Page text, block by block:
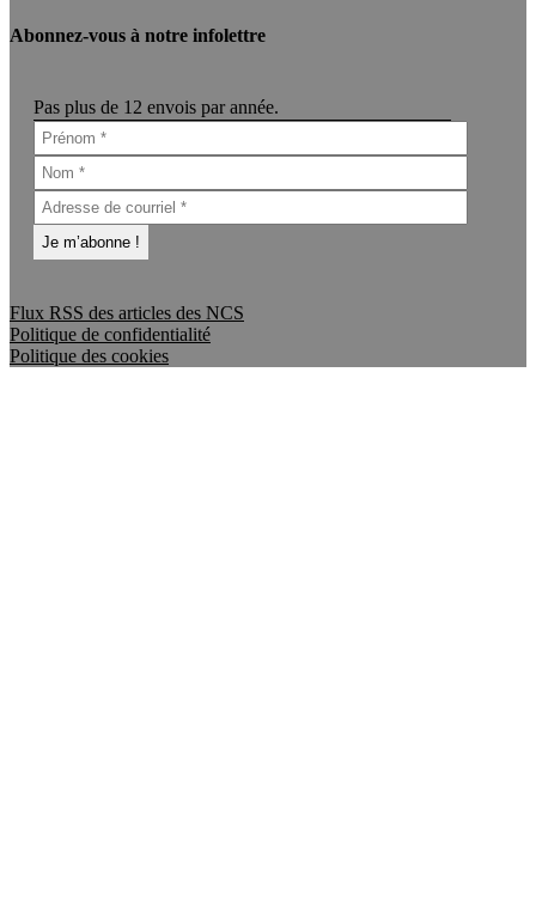
Abonnez-vous à notre infolettre
Pas plus de 12 envois par année.
Flux RSS des articles des NCS
Politique de confidentialité
Politique des cookies